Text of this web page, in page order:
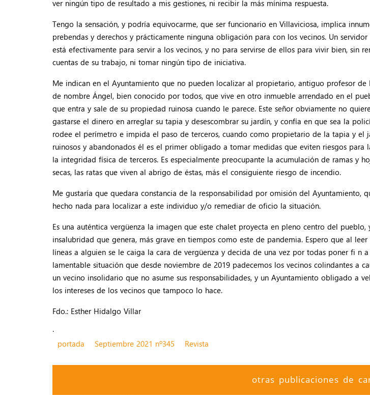
ver ningún tipo de resultado a mis gestiones, ni recibir la más mínima respuesta.
Tengo la sensación, y podría equivocarme, que ser funcionario en Villaviciosa, implica
prebendas y derechos y prácticamente ninguna obligación para con los vecinos. Un
está efectivamente para servir a los vecinos, y no para servirse de ellos para vivir bien, sin
cuentas de su trabajo, ni tomar ningún tipo de iniciativa.
Me indican en el Ayuntamiento que no pueden localizar al propietario, antiguo profesor de
de nombre Ángel, bien conocido por todos, que vive en otro inmueble arrendado en el
que entra y sale de su propiedad ruinosa cuando le parece. Este señor obviamente no
gastarse el dinero en arreglar su tapia y desescombrar su jardín, y confía en que sea la
rodee el perímetro e impida el paso de terceros, cuando como propietario de la tapia y el
ruinosos y abandonados él es el primer obligado a tomar medidas que eviten riesgos para
la integridad física de terceros. Es especialmente preocupante la acumulación de ramas y
secas, las ratas que viven al abrigo de éstas, más el consiguiente riesgo de incendio.
Me gustaría que quedara constancia de la responsabilidad por omisión del Ayuntamiento,
hecho nada para localizar a este individuo y/o remediar de oficio la situación.
Es una auténtica vergüenza la imagen que este chalet proyecta en pleno centro del pueblo,
insalubridad que genera, más grave en tiempos como este de pandemia. Espero que al leer
líneas a alguien se le caiga la cara de vergüenza y decida de una vez por todas poner fi n
lamentable situación que desde noviembre de 2019 padecemos los vecinos colindantes a
un vecino insolidario que no asume sus responsabilidades, y un Ayuntamiento obligado a
los intereses de los vecinos que tampoco lo hace.
Fdo.: Esther Hidalgo Villar
.
portada
Septiembre 2021 nº345 Revista
otras publicaciones de